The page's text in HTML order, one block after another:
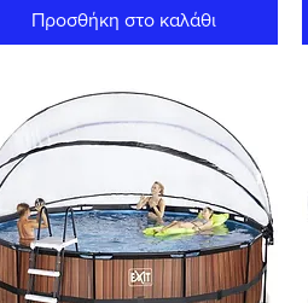
Προσθήκη στο καλάθι